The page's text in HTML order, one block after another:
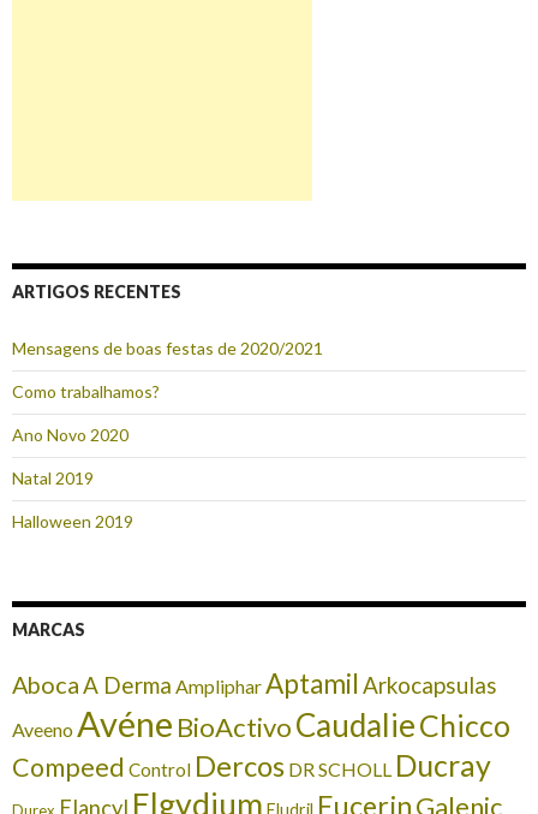
ARTIGOS RECENTES
Mensagens de boas festas de 2020/2021
Como trabalhamos?
Ano Novo 2020
Natal 2019
Halloween 2019
MARCAS
AbocaA Derma AmplipharAptamil Arkocapsulas
Aveeno Avéne BioActivoCaudalieChicco
Compeed Control Dercos DR SCHOLL Ducray
Durex Elancyl Elgydium Eludril EucerinGalenic